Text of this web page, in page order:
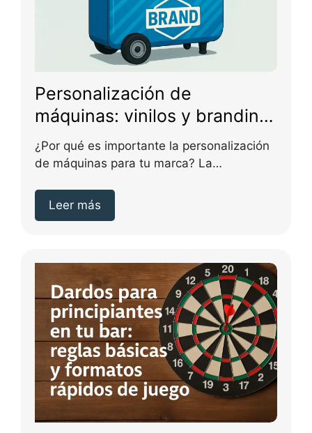
Personalización de
máquinas: vinilos y branding
para reforzar tu marca
¿Por qué es importante la personalización
de máquinas para tu marca? La
Leer más